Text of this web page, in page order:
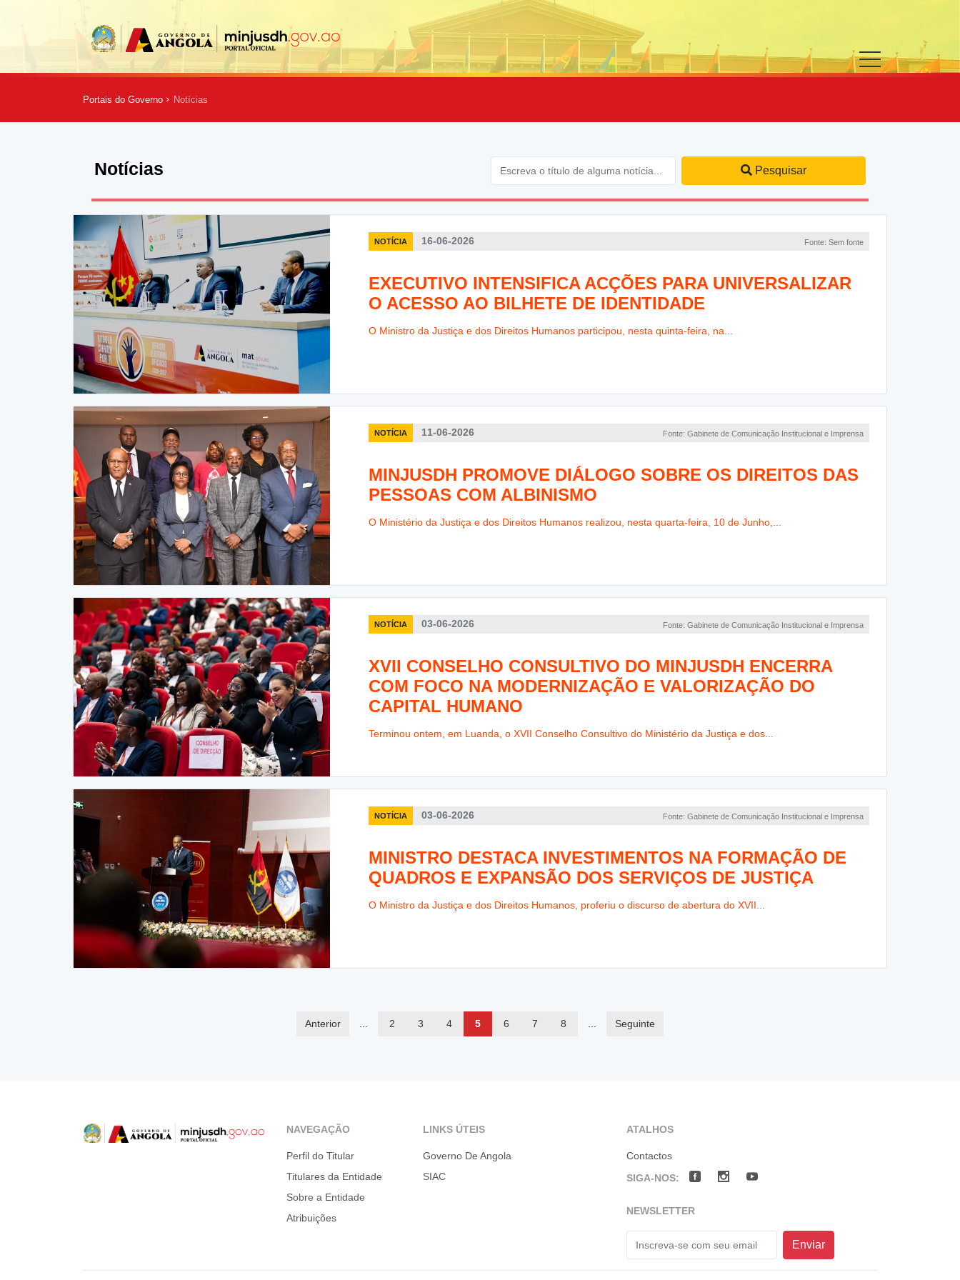
Portais do Governo Notícias
Notícias Pesquisar
NOTÍCIA 16-06-2026 Fonte: Sem fonte
EXECUTIVO INTENSIFICA ACÇÕES PARA UNIVERSALIZAR
O ACESSO AO BILHETE DE IDENTIDADE
O Ministro da Justiça e dos Direitos Humanos participou, nesta quinta-feira, na...
NOTÍCIA 11-06-2026 Fonte: Gabinete de Comunicação Institucional e Imprensa
MINJUSDH PROMOVE DIÁLOGO SOBRE OS DIREITOS DAS
PESSOAS COM ALBINISMO
O Ministério da Justiça e dos Direitos Humanos realizou, nesta quarta-feira, 10 de Junho,...
NOTÍCIA 03-06-2026 Fonte: Gabinete de Comunicação Institucional e Imprensa
XVII CONSELHO CONSULTIVO DO MINJUSDH ENCERRA
COM FOCO NA MODERNIZAÇÃO E VALORIZAÇÃO DO
CAPITAL HUMANO
Terminou ontem, em Luanda, o XVII Conselho Consultivo do Ministério da Justiça e dos...
NOTÍCIA 03-06-2026 Fonte: Gabinete de Comunicação Institucional e Imprensa
MINISTRO DESTACA INVESTIMENTOS NA FORMAÇÃO DE
QUADROS E EXPANSÃO DOS SERVIÇOS DE JUSTIÇA
O Ministro da Justiça e dos Direitos Humanos, proferiu o discurso de abertura do XVII...
Anterior 2 3 4 5 6 7 8 Seguinte
NAVEGAÇÃO
Perfil do Titular
Titulares da Entidade
Sobre a Entidade
Atribuições
LINKS ÚTEIS
Governo De Angola
SIAC
ATALHOS
Contactos
SIGA-NOS:
NEWSLETTER
Enviar